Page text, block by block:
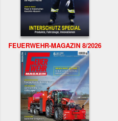
FEUERWEHR-MAGAZIN 8/2026